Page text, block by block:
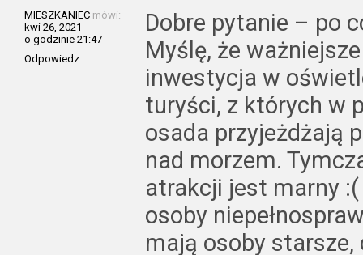
MIESZKANIEC mówi:
kwi 26, 2021
o godzinie 21:47
Odpowiedz
Dobre pytanie – po
Myślę, że
inwestycja w
turyści, z których w
osada przyjeżdżają
nad morzem.
atrakcji jest marny
osoby
mają osoby starsze,